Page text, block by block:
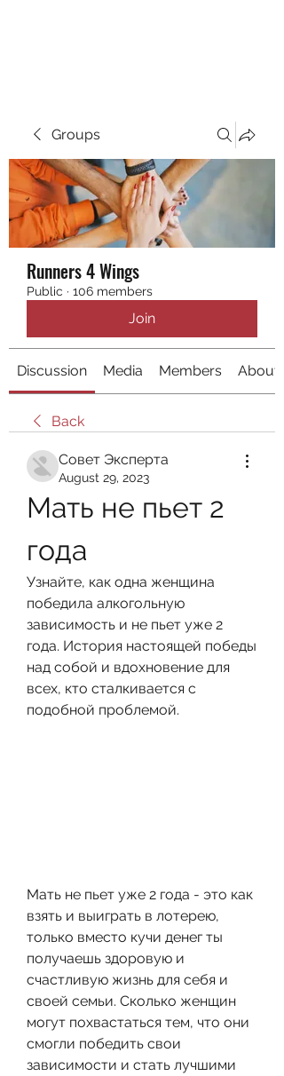
Groups
Runners 4 Wings
Public · 106 members
Join
Discussion Media Members About
Back
Совет Эксперта
August 29, 2023
Мать не пьет 2
года
Узнайте, как одна женщина
победила алкогольную
зависимость и не пьет уже 2
года. История настоящей победы
над собой и вдохновение для
всех, кто сталкивается с
подобной проблемой.
Мать не пьет уже 2 года - это как
взять и выиграть в лотерею,
только вместо кучи денег ты
получаешь здоровую и
счастливую жизнь для себя и
своей семьи. Сколько женщин
могут похвастаться тем, что они
смогли победить свои
зависимости и стать лучшими